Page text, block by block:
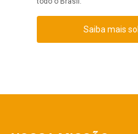
Saiba mais